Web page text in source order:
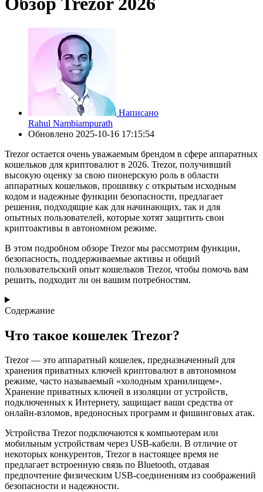
Написано
Rahul Nambiampurath
Обновлено 2025-10-16 17:15:54
Trezor остается очень уважаемым брендом в сфере аппаратных
кошельков для криптовалют в 2026. Trezor, получивший
высокую оценку за свою пионерскую роль в области
аппаратных кошельков, прошивку с открытым исходным
кодом и надежные функции безопасности, предлагает
решения, подходящие как для начинающих, так и для
опытных пользователей, которые хотят защитить свои
криптоактивы в автономном режиме.
В этом подробном обзоре Trezor мы рассмотрим функции,
безопасность, поддерживаемые активы и общий
пользовательский опыт кошельков Trezor, чтобы помочь вам
решить, подходит ли он вашим потребностям.
Содержание
Что такое кошелек Trezor?
Trezor — это аппаратный кошелек, предназначенный для
хранения приватных ключей криптовалют в автономном
режиме, часто называемый «холодным хранилищем».
Хранение приватных ключей в изоляции от устройств,
подключенных к Интернету, защищает ваши средства от
онлайн-взломов, вредоносных программ и фишинговых атак.
Устройства Trezor подключаются к компьютерам или
мобильным устройствам через USB-кабели. В отличие от
некоторых конкурентов, Trezor в настоящее время не
предлагает встроенную связь по Bluetooth, отдавая
предпочтение физическим USB-соединениям из соображений
безопасности и надежности.